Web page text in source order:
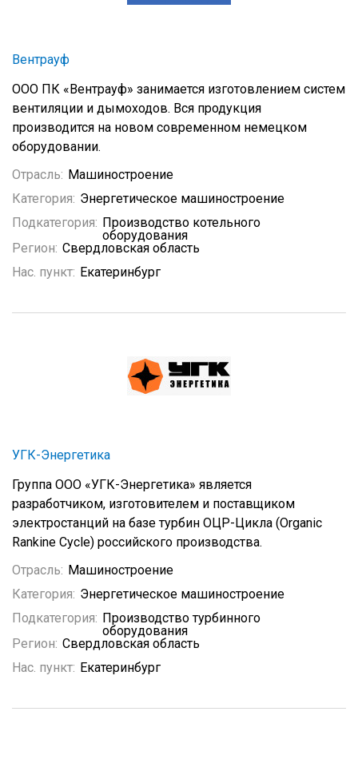
Вентрауф
ООО ПК «Вентрауф» занимается изготовлением систем
вентиляции и дымоходов. Вся продукция
производится на новом современном немецком
оборудовании.
Отрасль: Машиностроение
Категория: Энергетическое машиностроение
Подкатегория: Производство котельного
оборудования
Регион: Свердловская область
Нас. пункт: Екатеринбург
УГК-Энергетика
Группа ООО «УГК-Энергетика» является
разработчиком, изготовителем и поставщиком
электростанций на базе турбин ОЦР-Цикла (Organic
Rankine Cycle) российского производства.
Отрасль: Машиностроение
Категория: Энергетическое машиностроение
Подкатегория: Производство турбинного
оборудования
Регион: Свердловская область
Нас. пункт: Екатеринбург